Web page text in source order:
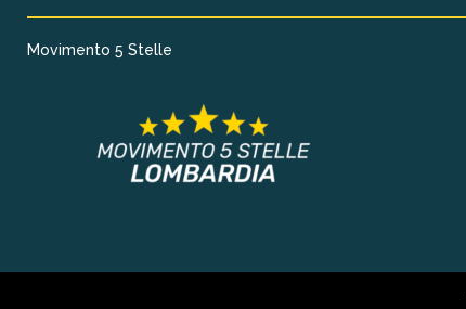
Movimento 5 Stelle